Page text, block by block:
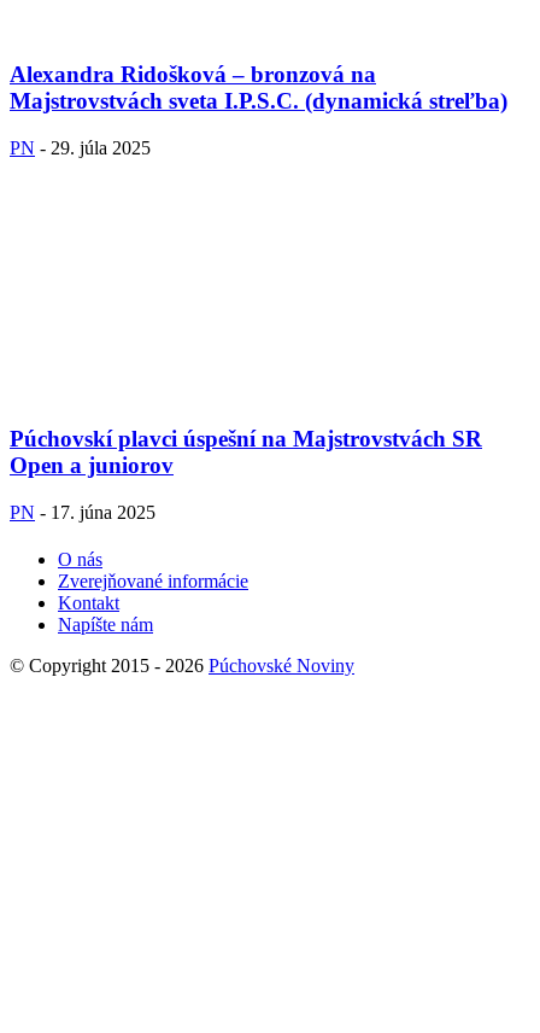
Alexandra Ridošková – bronzová na
Majstrovstvách sveta I.P.S.C. (dynamická streľba)
PN - 29. júla 2025
Púchovskí plavci úspešní na Majstrovstvách SR
Open a juniorov
PN - 17. júna 2025
O nás
Zverejňované informácie
Kontakt
Napíšte nám
© Copyright 2015 - 2026 Púchovské Noviny